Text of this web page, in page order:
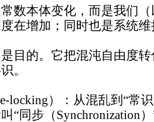
数本体变化，而是我们
在增加；同时也是系统
目的。它把混沌自由度
。
locking）：从混乱到“常
“同步（Synchronization